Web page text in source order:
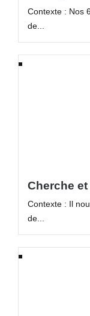
Contexte : Nos
de...
Cherche
Contexte : Il
de...